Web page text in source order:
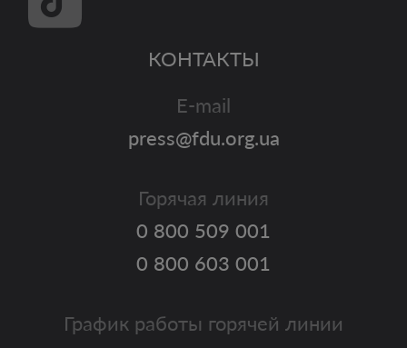
КОНТАКТЫ
E-mail
press@fdu.org.ua
Горячая линия
0 800 509 001
0 800 603 001
График работы горячей линии